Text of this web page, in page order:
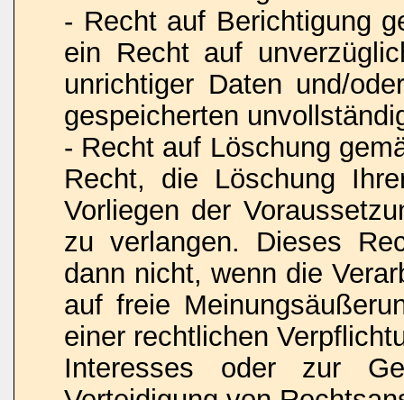
- Recht auf Berichtigung
ein Recht auf
unrichtiger Daten und/
gespeicherten
- Recht auf Löschung
Recht, die Löschung
Vorliegen der
zu verlangen. Dieses
dann nicht, wenn die
auf freie
einer rechtlichen
Interesses oder zur